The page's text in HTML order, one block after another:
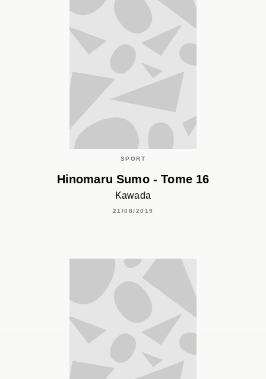
SPORT
Hinomaru Sumo - Tome 16
Kawada
21/08/2019